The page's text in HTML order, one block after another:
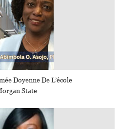
Doyenne De L’école
State